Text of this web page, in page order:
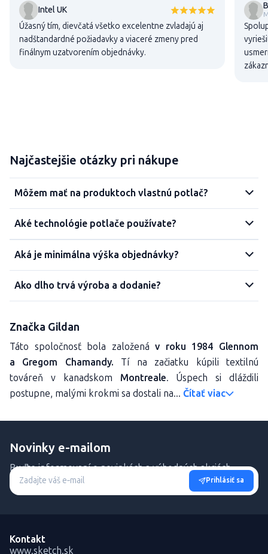
Intel UK
Úžasný tím, dievčatá všetko excelentne zvladajú aj
nadštandardné požiadavky a viaceré zmeny pred
finálnym uzatvorením objednávky.
Najčastejšie otázky pri nákupe
Môžem mať na produktoch vlastnú potlač?
Aké technológie potlače používate?
Aká je minimálna výška objednávky?
Ako dlho trvá výroba a dodanie?
Značka Gildan
Táto spoločnosť bola založenáv roku 1984 Glennom
a Gregom Chamandy. Tí na začiatku kúpili textilnú
továreň v kanadskom Montreale. Úspech si dláždili
postupne, malými krokmi sa dostali na... Čítať viac
Novinky e-mailom
Buďte informovaní o novinkách a výhodných akciách.
Prihlásiť sa
Kontakt
www.sketch.sk